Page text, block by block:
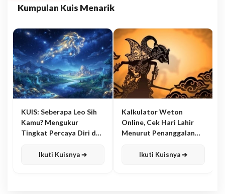
Kumpulan Kuis Menarik
KUIS: Seberapa Leo Sih
Kamu? Mengukur
Tingkat Percaya Diri dan
Ikuti Kuisnya ➔
Kalkulator Weton
Online, Cek Hari Lahir
Menurut Penanggalan
Ikuti Kuisnya ➔